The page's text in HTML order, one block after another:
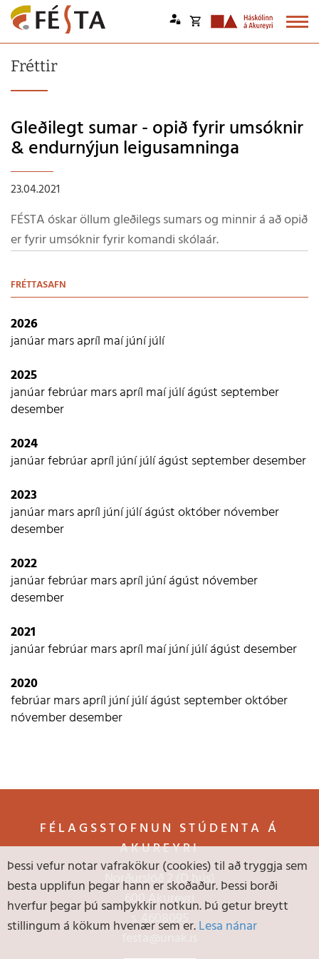
Opna
körfu
Karfan þín
Karfan er tóm.
Fréttir
Gleðilegt sumar - opið fyrir umsóknir
& endurnýjun leigusamninga
23.04.2021
FÉSTA óskar öllum gleðilegs sumars og minnir á að opið
er fyrir umsóknir fyrir komandi skólaár.
FRÉTTASAFN
2026
janúarmarsapríl maíjúníjúlí
2025
janúarfebrúarmarsapríl maíjúlíágúst september
desember
2024
janúarfebrúarapríljúníjúlíágúst septemberdesember
2023
janúarmarsapríljúníjúlíágústoktóbernóvember
desember
2022
janúarfebrúarmarsapríljúníágúst nóvember
desember
2021
janúarfebrúarmarsapríl maíjúníjúlíágústdesember
2020
febrúarmarsapríljúníjúlíágúst septemberoktóber
nóvemberdesember
FÉLAGSSTOFNUN STÚDENTA Á
AKUREYRI
Norðurslóð 2 (D hús)
600 Akureyri
s.4608095
Þessi vefur notar vafrakökur (cookies) til að tryggja sem
besta upplifun þegar hann er skoðaður. Þessi borði
hverfur þegar þú samþykkir notkun. Þú getur breytt
stillingum á kökum hvenær sem er.Lesa nánar